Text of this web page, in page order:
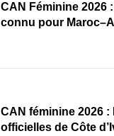
‎CAN Féminine 2026
connu pour
‎CAN féminine 2026
officielles de Côte